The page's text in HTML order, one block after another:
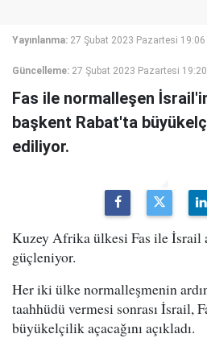
Yayınlanma: 27 Şubat 2023 Pazartesi 19:06
Güncelleme: 27 Şubat 2023 Pazartesi 19:20
Fas ile normalleşen
başkent Rabat'ta
ediliyor.
Kuzey Afrika ülkesi Fas ile İsrail
güçleniyor.
Her iki ülke normalleşmenin
taahhüdü vermesi sonrası İsrail,
büyükelçilik açacağını açıkladı.